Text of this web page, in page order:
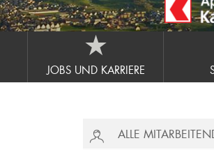
JOBS UND KARRIERE
ALLE